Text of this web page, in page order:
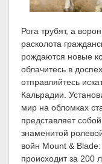
Рога трубят, а
расколота
рождаются новые
облачитесь в
отправляйтесь
Кальрадии.
мир на обломках
представляет
знаменитой
войн Mount &
происходит за 200